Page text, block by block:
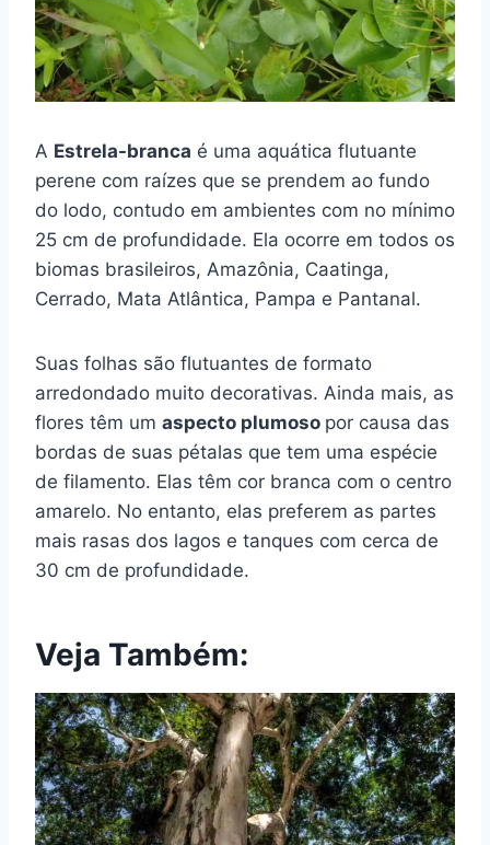
A Estrela-branca é uma aquática flutuante
perene com raízes que se prendem ao fundo
do lodo, contudo em ambientes com no mínimo
25 cm de profundidade. Ela ocorre em todos os
biomas brasileiros, Amazônia, Caatinga,
Cerrado, Mata Atlântica, Pampa e Pantanal.
Suas folhas são flutuantes de formato
arredondado muito decorativas. Ainda mais, as
flores têm um aspecto plumoso por causa das
bordas de suas pétalas que tem uma espécie
de filamento. Elas têm cor branca com o centro
amarelo. No entanto, elas preferem as partes
mais rasas dos lagos e tanques com cerca de
30 cm de profundidade.
Veja Também: